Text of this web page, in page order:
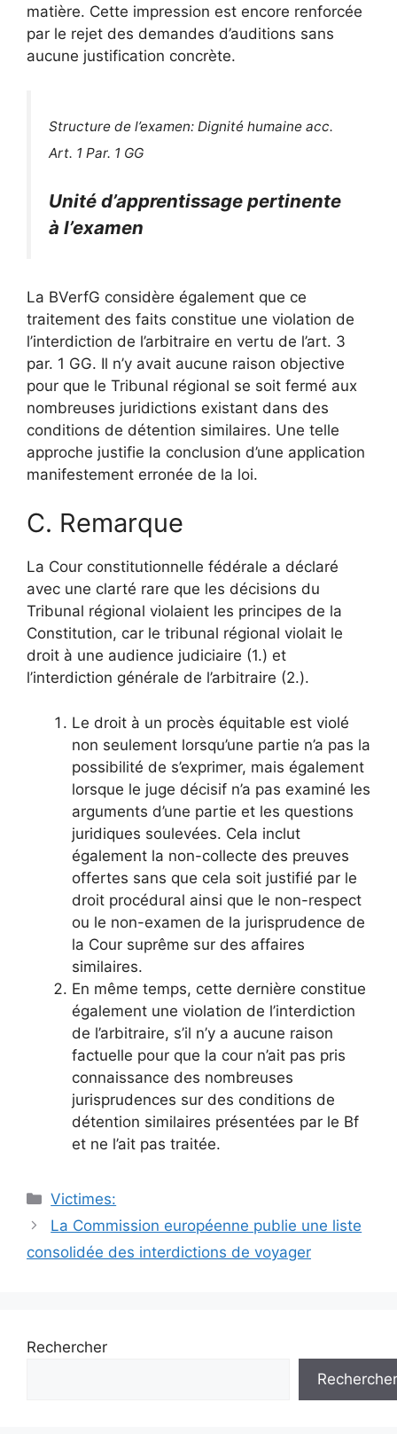
matière. Cette impression est encore renforcée
par le rejet des demandes d’auditions sans
aucune justification concrète.
Structure de l’examen: Dignité humaine acc.
Art. 1 Par. 1 GG
Unité d’apprentissage pertinente
à l’examen
La BVerfG considère également que ce
traitement des faits constitue une violation de
l’interdiction de l’arbitraire en vertu de l’art. 3
par. 1 GG. Il n’y avait aucune raison objective
pour que le Tribunal régional se soit fermé aux
nombreuses juridictions existant dans des
conditions de détention similaires. Une telle
approche justifie la conclusion d’une application
manifestement erronée de la loi.
C. Remarque
La Cour constitutionnelle fédérale a déclaré
avec une clarté rare que les décisions du
Tribunal régional violaient les principes de la
Constitution, car le tribunal régional violait le
droit à une audience judiciaire (1.) et
l’interdiction générale de l’arbitraire (2.).
Le droit à un procès équitable est violé
non seulement lorsqu’une partie n’a pas la
possibilité de s’exprimer, mais également
lorsque le juge décisif n’a pas examiné les
arguments d’une partie et les questions
juridiques soulevées. Cela inclut
également la non-collecte des preuves
offertes sans que cela soit justifié par le
droit procédural ainsi que le non-respect
ou le non-examen de la jurisprudence de
la Cour suprême sur des affaires
similaires.
En même temps, cette dernière constitue
également une violation de l’interdiction
de l’arbitraire, s’il n’y a aucune raison
factuelle pour que la cour n’ait pas pris
connaissance des nombreuses
jurisprudences sur des conditions de
détention similaires présentées par le Bf
et ne l’ait pas traitée.
Catégories
Victimes:
Navigation
La Commission européenne publie une liste
consolidée des interdictions de voyager
Rechercher
Rechercher